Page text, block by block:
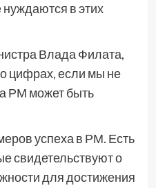
нуждаются в этих
Влада Филата,
цифрах, если мы не
РМ может быть
успеха в РМ. Есть
свидетельствуют о
для достижения